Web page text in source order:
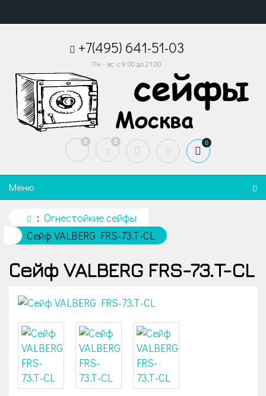
+7(495) 641-51-03
Пн - вс: с 9:00 до 21:00
0 0 0
Меню
Огнестойкие сейфы
Сейф VALBERG FRS-73.T-CL
Сейф VALBERG FRS-73.T-CL